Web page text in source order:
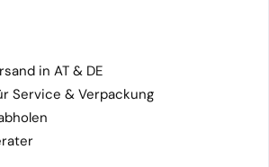
in AT & DE
Service & Verpackung